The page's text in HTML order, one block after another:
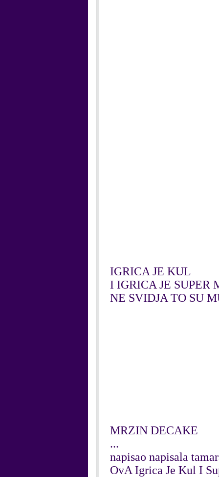
IGRICA JE KUL
I IGRICA JE SUPER
NE SVIDJA TO SU
MRZIN DECAKE
...
napisao napisala
OvA Igrica Je Kul I